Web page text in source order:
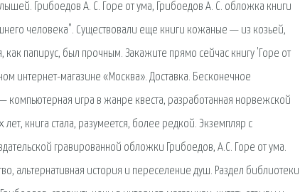
Грибоедов А. С. Горе от ума, Грибоедов А. С. обложка книги
человека". Существовали еще книги кожаные — из козьей,
папирус, был прочным. Закажите прямо сейчас книгу 'Горе от
интернет-магазине «Москва». Доставка. Бесконечное
игра в жанре квеста, разработанная норвежской
книга стала, разумеется, более редкой. Экземпляр с
гравированной обложки Грибоедов, А.С. Горе от ума.
альтернативная история и переселение душ. Раздел библиотеки